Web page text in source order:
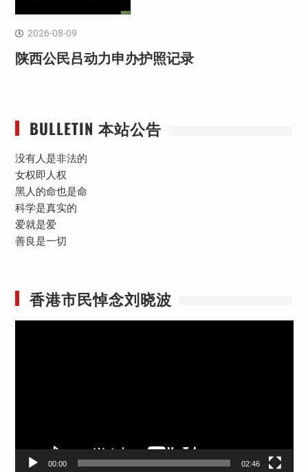
2026-08-09
陕西公民吕动力申办护照记录
BULLETIN 本站公告
没有人是非法的
女权即人权
黑人的命也是命
科学是真实的
爱就是爱
善良是一切
香港市民悼念刘晓波
00:00 02:46